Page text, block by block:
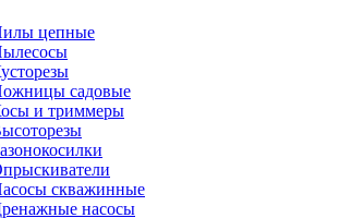
цепные
садовые
и триммеры
скважинные
насосы